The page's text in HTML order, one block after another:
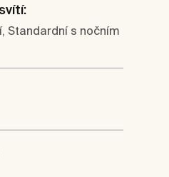
Standardní s nočním